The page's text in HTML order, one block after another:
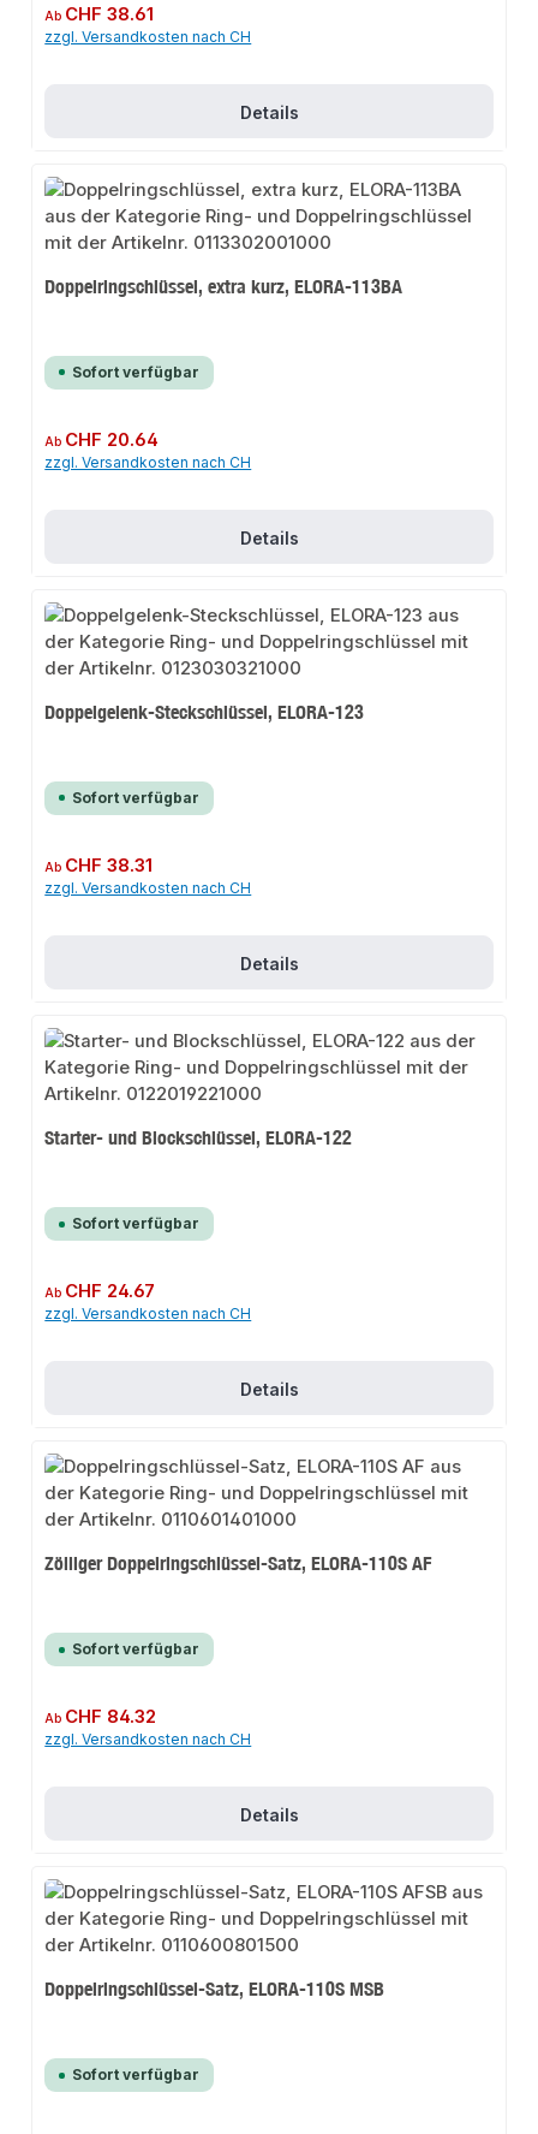
Regulärer Preis:
Ab CHF 38.61
zzgl. Versandkosten nach CH
Details
Doppelringschlüssel, extra kurz, ELORA-113BA
Sofort verfügbar
Regulärer Preis:
Ab CHF 20.64
zzgl. Versandkosten nach CH
Details
Doppelgelenk-Steckschlüssel, ELORA-123
Sofort verfügbar
Regulärer Preis:
Ab CHF 38.31
zzgl. Versandkosten nach CH
Details
Starter- und Blockschlüssel, ELORA-122
Sofort verfügbar
Regulärer Preis:
Ab CHF 24.67
zzgl. Versandkosten nach CH
Details
Zölliger Doppelringschlüssel-Satz, ELORA-110S AF
Sofort verfügbar
Regulärer Preis:
Ab CHF 84.32
zzgl. Versandkosten nach CH
Details
Doppelringschlüssel-Satz, ELORA-110S MSB
Sofort verfügbar